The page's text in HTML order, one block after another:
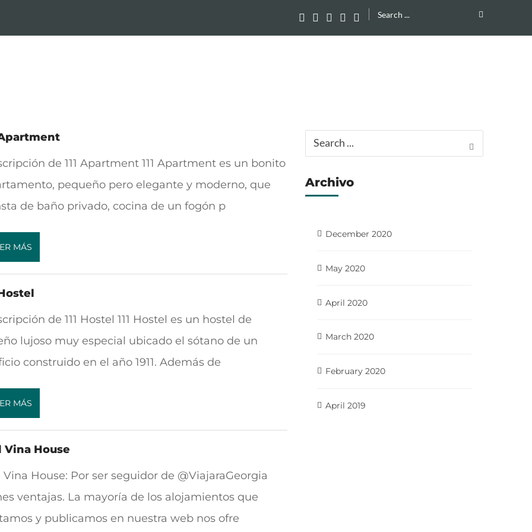
Search
for:
Apartment
de 111 Apartment 111 Apartment es un bonito
pequeño pero elegante y moderno, que
de baño privado, cocina de un fogón p
MÁS
Hostel
de 111 Hostel 111 Hostel es un hostel de
lujoso muy especial ubicado el sótano de un
construido en el año 1911. Además de
MÁS
Vina House
Vina House: Por ser seguidor de @ViajaraGeorgia
ventajas. La mayoría de los alojamientos que
y publicamos en nuestra web nos ofre
Search
for:
Archivo
December 2020
May 2020
April 2020
March 2020
February 2020
April 2019